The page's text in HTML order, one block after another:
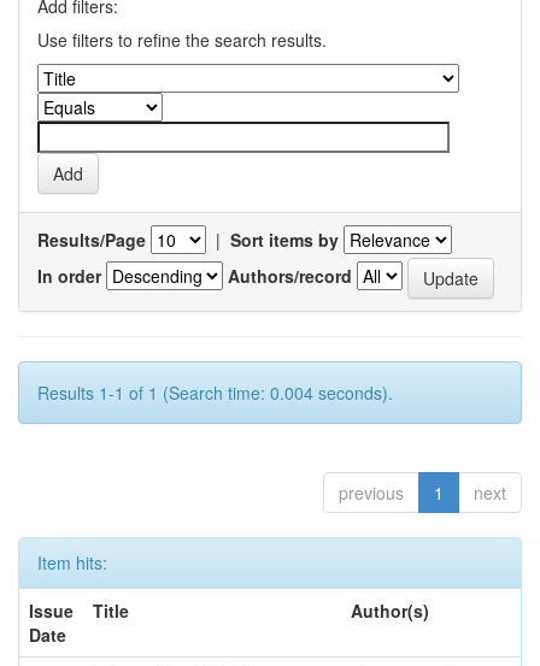
Add filters:
Use filters to refine the search results.
Results/Page | Sort items by
In order
Authors/record
Results 1-1 of 1 (Search time: 0.004 seconds).
previous 1 next
Item hits:
Issue
Date
Title Author(s)